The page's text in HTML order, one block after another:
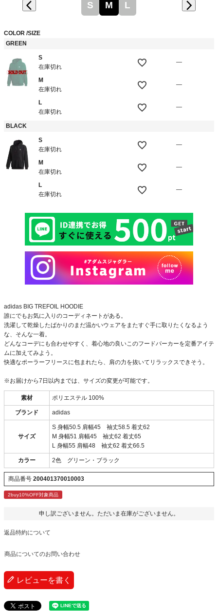
S M L
COLOR SIZE
GREEN
S
在庫切れ
—
M
在庫切れ
—
L
在庫切れ
—
BLACK
S
在庫切れ
—
M
在庫切れ
—
L
在庫切れ
—
adidas BIG TREFOIL HOODIE
誰にでもお気に入りのコーディネートがある。
洗濯して乾燥したばかりのまだ温かいウェアをまたすぐ手に取りたくなるよう
な、そんな一着。
どんなコーデにも合わせやすく、着心地の良いこのフードパーカーを定番アイテ
ムに加えてみよう。
快適なポーラーフリースに包まれたら、肩の力を抜いてリラックスできそう。
※お届けから7日以内までは、サイズの変更が可能です。
素材 ポリエステル 100%
ブランド adidas
サイズ
S 身幅50.5 肩幅45 袖丈58.5 着丈62
M 身幅51 肩幅45 袖丈62 着丈65
L 身幅55 肩幅48 袖丈62 着丈66.5
カラー 2色 グリーン・ブラック
商品番号 200401370010003
2buy10%OFF対象商品
申し訳ございません。ただいま在庫がございません。
返品特約について
商品についてのお問い合わせ
レビューを書く